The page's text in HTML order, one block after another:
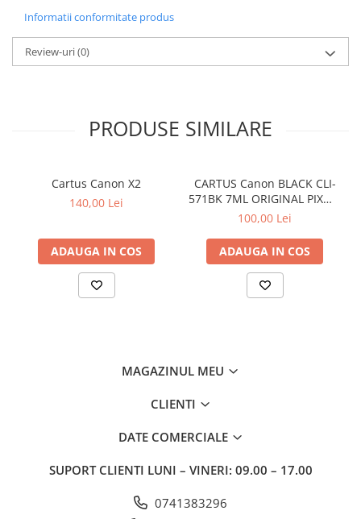
Informatii conformitate produs
Review-uri(0)
PRODUSE SIMILARE
Cartus Canon X2
140,00 Lei
ADAUGA IN COS
CARTUS Canon BLACK CLI-
571BK 7ML ORIGINAL PIXMA
MG6850
100,00 Lei
ADAUGA IN COS
MAGAZINUL MEU
CLIENTI
DATE COMERCIALE
SUPORT CLIENTI LUNI – VINERI: 09.00 – 17.00
0741383296